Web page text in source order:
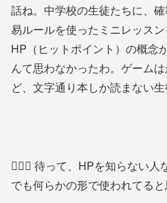
話ね。中学校の生徒たちに、
易ルールを使ったミニレッス
HP（ヒットポイント）の概念
んて思わなかったわ。ゲーム
ど、文字通り本しか読まない生
👱🏻‍♂️ 待って、HPを知らない
でも何らかの形で使われてると